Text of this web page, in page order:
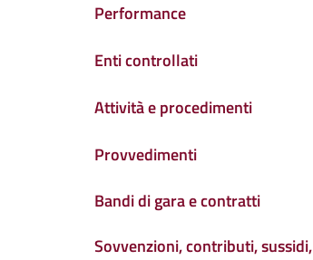
Performance
Enti controllati
Attività e procedimenti
Provvedimenti
Bandi di gara e contratti
Sovvenzioni, contributi, sussidi,